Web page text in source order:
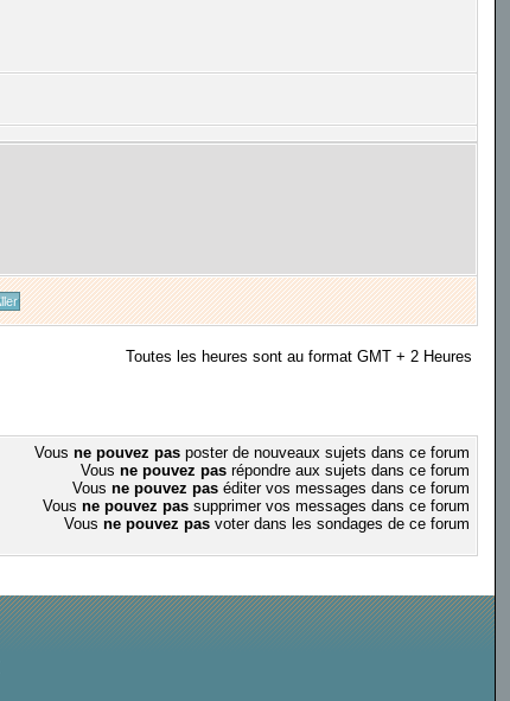
Toutes les heures sont au format GMT + 2 Heures
Vous ne pouvez pasposter de nouveaux sujets dans ce forum
Vous ne pouvez pasrépondre aux sujets dans ce forum
Vous ne pouvez paséditer vos messages dans ce forum
Vous ne pouvez passupprimer vos messages dans ce forum
Vous ne pouvez pasvoter dans les sondages de ce forum